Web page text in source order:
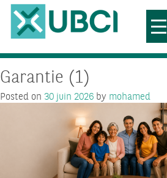
Garantie (1)
Posted on 30 juin 2026 by mohamed